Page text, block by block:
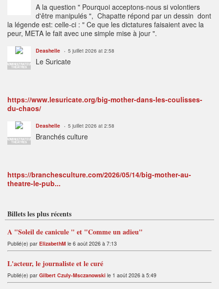
A la question " Pourquoi acceptons-nous si volontiers
d'être manipulés ", Chapatte répond par un dessin dont
la légende est: celle-ci : " Ce que les dictatures faisaient avec la
peur, META le fait avec une simple mise à jour ".
ADMINISTRATEUR
THÉÂTRES
Deashelle 5 juillet 2026 at 2:58
Le Suricate
https://www.lesuricate.org/big-mother-dans-les-coulisses-
du-chaos/
ADMINISTRATEUR
THÉÂTRES
Deashelle 5 juillet 2026 at 2:58
Branchés culture
https://branchesculture.com/2026/05/14/big-mother-au-
theatre-le-pub...
Billets les plus récents
A "Soleil de canicule " et "Comme un adieu"
Publié(e) par ElizabethM le 6 août 2026 à 7:13
L'acteur, le journaliste et le curé
Publié(e) par Gilbert Czuly-Msczanowski le 1 août 2026 à 5:49